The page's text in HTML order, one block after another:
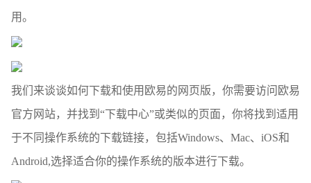
用。
我们来谈谈如何下载和使用欧易的网页版，你需要访问欧易
官方网站，并找到“下载中心”或类似的页面，你将找到适用
于不同操作系统的下载链接，包括Windows、Mac、iOS和
Android,选择适合你的操作系统的版本进行下载。